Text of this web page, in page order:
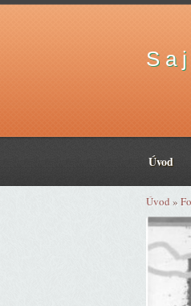
S a
Úvod
Úvod »